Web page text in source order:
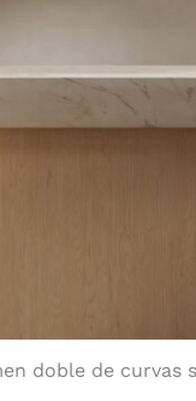
doble de curvas